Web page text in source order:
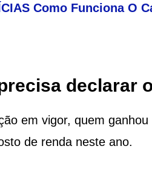
Como Funciona O
declarar
em vigor, quem
de renda neste ano.